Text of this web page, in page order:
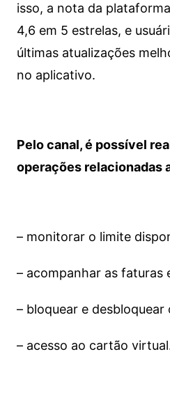
isso, a nota da
4,6 em 5 estrelas, e
últimas atualizações
no aplicativo.
Pelo canal, é possível
operações relacionadas
– monitorar o limite
– acompanhar as faturas
– bloquear e desbloquear
– acesso ao cartão